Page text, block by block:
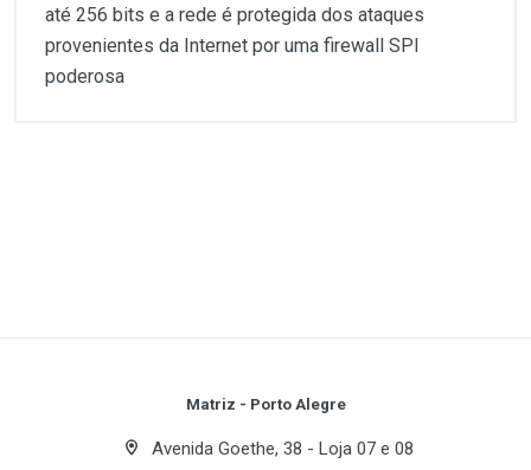
até 256 bits e a rede é protegida dos ataques
provenientes da Internet por uma firewall SPI
poderosa
até 256 bits e a rede é protegida dos ataques
provenientes da Internet por uma firewall SPI
Your Name
Matriz - Porto Alegre
Avenida Goethe, 38 - Loja 07 e 08